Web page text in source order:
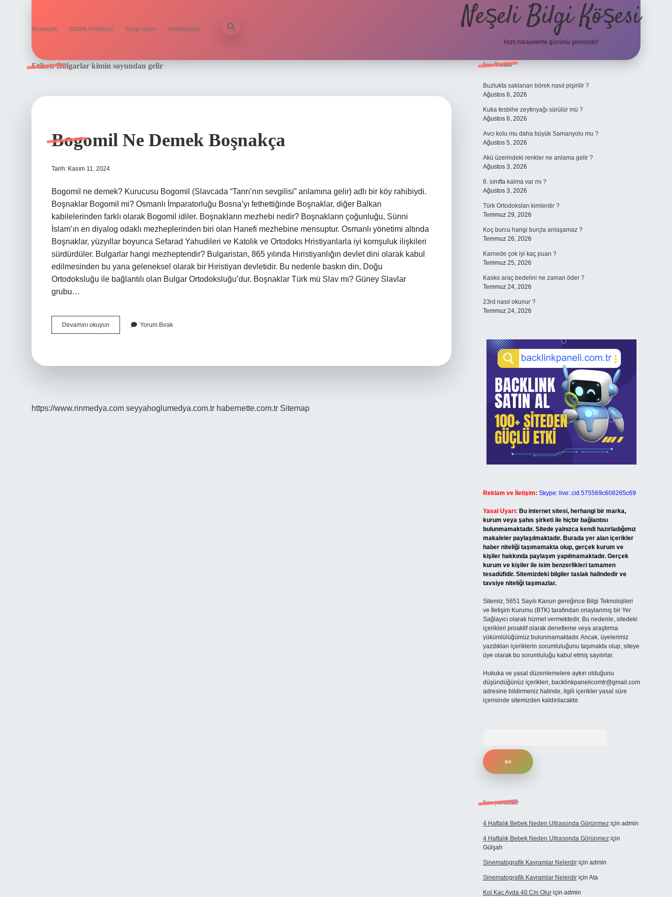
Anasayfa Gizlilik Politikası Yasal Uyarı Hakkımızda Neşeli Bilgi Köşesi
Hızlı hikayelerle gününü şenlendir!
Etiket:Bulgarlar kimin soyundan gelir
Bogomil Ne Demek Boşnakça
Tarih: Kasım 11, 2024
Bogomil ne demek? Kurucusu Bogomil (Slavcada “Tanrı’nın sevgilisi” anlamına gelir) adlı bir köy rahibiydi.
Boşnaklar Bogomil mi? Osmanlı İmparatorluğu Bosna’yı fethettiğinde Boşnaklar, diğer Balkan
kabilelerinden farklı olarak Bogomil idiler. Boşnakların mezhebi nedir? Boşnakların çoğunluğu, Sünni
İslam’ın en diyalog odaklı mezheplerinden biri olan Hanefi mezhebine mensuptur. Osmanlı yönetimi altında
Boşnaklar, yüzyıllar boyunca Sefarad Yahudileri ve Katolik ve Ortodoks Hristiyanlarla iyi komşuluk ilişkileri
sürdürdüler. Bulgarlar hangi mezheptendir? Bulgaristan, 865 yılında Hıristiyanlığın devlet dini olarak kabul
edilmesinden bu yana geleneksel olarak bir Hıristiyan devletidir. Bu nedenle baskın din, Doğu
Ortodoksluğu ile bağlantılı olan Bulgar Ortodoksluğu’dur. Boşnaklar Türk mü Slav mı? Güney Slavlar
grubu…
Devamını okuyun Bogomil
Ne
Yorum Bırak
https://www.rinmedya.com seyyahoglumedya.com.tr habernette.com.tr Sitemap
Sidebar
Son Yazılar
Buzlukta saklanan börek nasıl pişirilir ?
Ağustos 6, 2026
Kuka tesbihe zeytinyağı sürülür mü ?
Ağustos 6, 2026
Avcı kolu mu daha büyük Samanyolu mu ?
Ağustos 5, 2026
Akü üzerindeki renkler ne anlama gelir ?
Ağustos 3, 2026
6. sınıfta kalma var mı ?
Ağustos 3, 2026
Türk Ortodoksları kimlerdir ?
Temmuz 29, 2026
Koç burcu hangi burçla anlaşamaz ?
Temmuz 26, 2026
Karnede çok iyi kaç puan ?
Temmuz 25, 2026
Kasko araç bedelini ne zaman öder ?
Temmuz 24, 2026
23rd nasıl okunur ?
Temmuz 24, 2026
Reklam ve İletişim: Skype: live:.cid.575569c608265c69
Yasal Uyarı: Bu internet sitesi, herhangi bir marka,
kurum veya şahıs şirketi ile hiçbir bağlantısı
bulunmamaktadır. Sitede yalnızca kendi hazırladığımız
makaleler paylaşılmaktadır. Burada yer alan içerikler
haber niteliği taşımamakta olup, gerçek kurum ve
kişiler hakkında paylaşım yapılmamaktadır. Gerçek
kurum ve kişiler ile isim benzerlikleri tamamen
tesadüfidir. Sitemizdeki bilgiler taslak halindedir ve
tavsiye niteliği taşımazlar.
Sitemiz, 5651 Sayılı Kanun gereğince Bilgi Teknolojileri
ve İletişim Kurumu (BTK) tarafından onaylanmış bir Yer
Sağlayıcı olarak hizmet vermektedir. Bu nedenle, sitedeki
içerikleri proaktif olarak denetleme veya araştırma
yükümlülüğümüz bulunmamaktadır. Ancak, üyelerimiz
yazdıkları içeriklerin sorumluluğunu taşımakta olup, siteye
üye olarak bu sorumluluğu kabul etmiş sayılırlar.
Hukuka ve yasal düzenlemelere aykırı olduğunu
düşündüğünüz içerikleri, backlinkpanelicomtr@gmail.com
adresine bildirmeniz halinde, ilgili içerikler yasal süre
içerisinde sitemizden kaldırılacaktır.
Son yorumlar
4 Haftalık Bebek Neden Ultrasonda Görünmeziçin admin
4 Haftalık Bebek Neden Ultrasonda Görünmeziçin
Gülşah
Sinematografik Kavramlar Nelerdiriçin admin
Sinematografik Kavramlar Nelerdiriçin Ata
Kol Kaç Ayda 40 Cm Oluriçin admin
ilbet mobil girişen iyi bahis siteleri